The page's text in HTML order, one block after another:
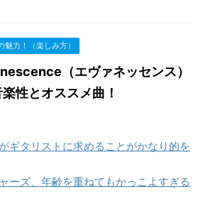
魅力！（楽しみ方）
（エヴァネッセンス）
性とオススメ曲！
ギタリストに求めることがかなり的を
ーズ、年齢を重ねてもかっこよすぎる